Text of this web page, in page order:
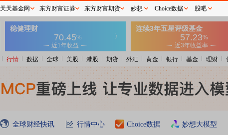
行情 数据 全球 美股 港股 期货 外汇 黄金 银行 基金 理财
全球财经快讯 行情中心 Choice数据 妙想大模型
天天基金网 东方财富证券 东方财富期货 妙想 Choice数据 股吧